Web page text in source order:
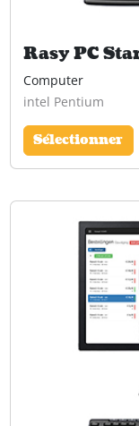
Rasy PC
Computer
intel Pentium
Sélectionner